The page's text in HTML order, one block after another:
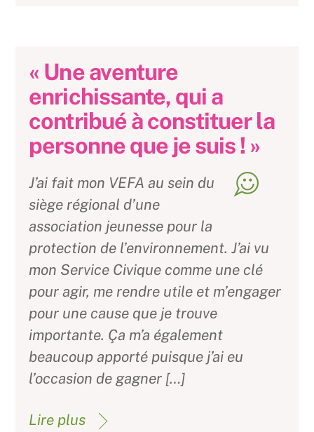
« Une aventure
enrichissante, qui a
contribué à constituer la
personne que je suis ! »
J’ai fait mon VEFA au sein du
siège régional d’une
association jeunesse pour la
protection de l’environnement. J’ai vu
mon Service Civique comme une clé
pour agir, me rendre utile et m’engager
pour une cause que je trouve
importante. Ça m’a également
beaucoup apporté puisque j’ai eu
l’occasion de gagner […]
Lire plus